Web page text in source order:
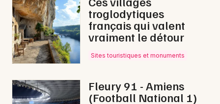
Newsletter des sorties
Artistes en tournée
troglodytiques
français qui valent
vraiment le détour
Sites touristiques et monuments
Fleury 91 - Amiens
(Football National 1)